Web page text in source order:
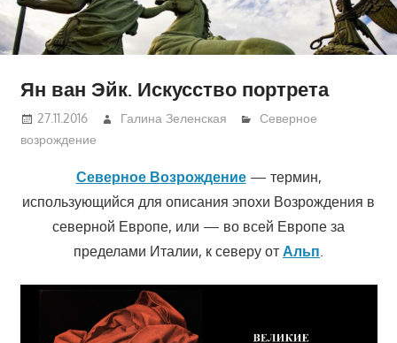
Ян ван Эйк. Искусство портрета
27.11.2016 Галина Зеленская
Северное
возрождение
Северное Возрождение — термин,
использующийся для описания эпохи Возрождения в
северной Европе, или — во всей Европе за
пределами Италии, к северу от Альп.